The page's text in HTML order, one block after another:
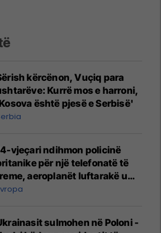
kërcënon, Vuçiq para
Kurrë mos e harroni,
është pjesë e Serbisë'
vjeçari ndihmon policinë
për një telefonatë të
aeroplanët luftarakë u
në ajër për të
sulmohen në Poloni -